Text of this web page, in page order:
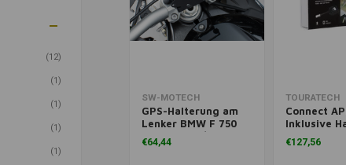
(12)
(1)
(1)
(1)
(1)
Zum Warenkorb hinzufügen
SW-MOTECH
GPS-Halterung am
Lenker BMW F 750
GS ('18-'22)/F 850 GS
('18-'23)/F 900 R/XR
€64,44
ZumTOURATECH
Connect
Inklusive
für BMW
R1250GS/
€127,56